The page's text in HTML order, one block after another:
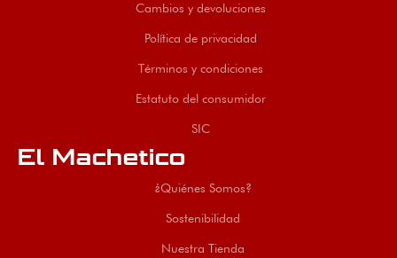
Cambios y devoluciones
Política de privacidad
Términos y condiciones
Estatuto del consumidor
SIC
El Machetico
¿Quiénes Somos?
Sostenibilidad
Nuestra Tienda